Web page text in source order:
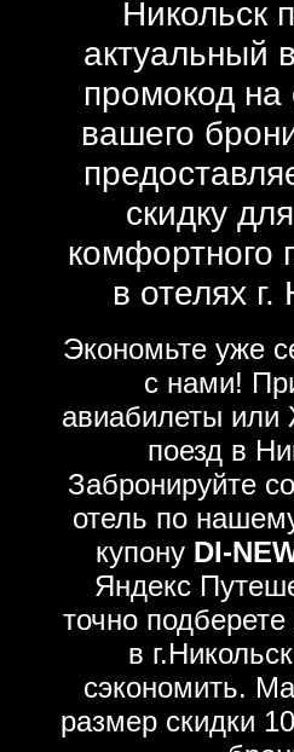
Никольск
актуальный
промокод на
вашего
скидку
комфортного
в отелях г.
Экономьте уже
с нами!
авиабилеты
поезд в
Забронируйте
отель по
купону DI-
Яндекс
точно
в
сэкономить.
размер скидки